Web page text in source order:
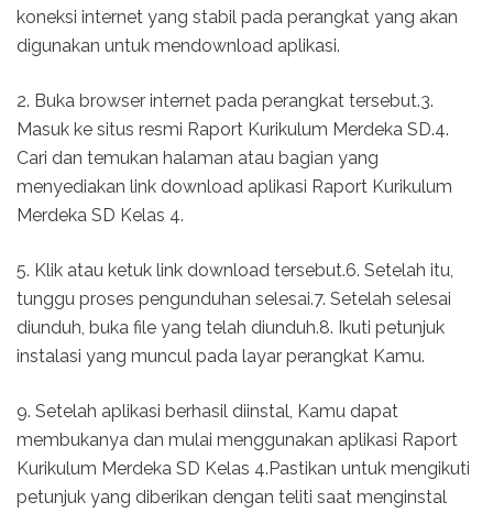
koneksi internet yang stabil pada perangkat yang akan
digunakan untuk mendownload aplikasi.
2. Buka browser internet pada perangkat tersebut.3.
Masuk ke situs resmi Raport Kurikulum Merdeka SD.4.
Cari dan temukan halaman atau bagian yang
menyediakan link download aplikasi Raport Kurikulum
Merdeka SD Kelas 4.
5. Klik atau ketuk link download tersebut.6. Setelah itu,
tunggu proses pengunduhan selesai.7. Setelah selesai
diunduh, buka file yang telah diunduh.8. Ikuti petunjuk
instalasi yang muncul pada layar perangkat Kamu.
9. Setelah aplikasi berhasil diinstal, Kamu dapat
membukanya dan mulai menggunakan aplikasi Raport
Kurikulum Merdeka SD Kelas 4.Pastikan untuk mengikuti
petunjuk yang diberikan dengan teliti saat menginstal